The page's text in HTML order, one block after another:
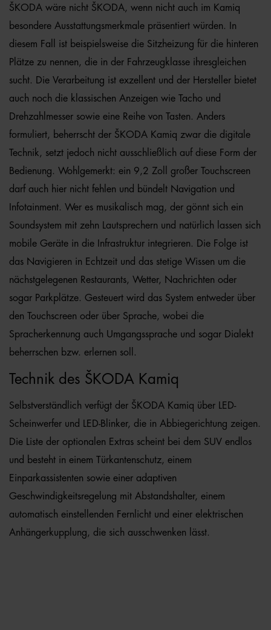
ŠKODA wäre nicht ŠKODA, wenn nicht auch im Kamiq
besondere Ausstattungsmerkmale präsentiert würden. In
diesem Fall ist beispielsweise die Sitzheizung für die hinteren
Plätze zu nennen, die in der Fahrzeugklasse ihresgleichen
sucht. Die Verarbeitung ist exzellent und der Hersteller bietet
auch noch die klassischen Anzeigen wie Tacho und
Drehzahlmesser sowie eine Reihe von Tasten. Anders
formuliert, beherrscht der ŠKODA Kamiq zwar die digitale
Technik, setzt jedoch nicht ausschließlich auf diese Form der
Bedienung. Wohlgemerkt: ein 9,2 Zoll großer Touchscreen
darf auch hier nicht fehlen und bündelt Navigation und
Infotainment. Wer es musikalisch mag, der gönnt sich ein
Soundsystem mit zehn Lautsprechern und natürlich lassen sich
mobile Geräte in die Infrastruktur integrieren. Die Folge ist
das Navigieren in Echtzeit und das stetige Wissen um die
nächstgelegenen Restaurants, Wetter, Nachrichten oder
sogar Parkplätze. Gesteuert wird das System entweder über
den Touchscreen oder über Sprache, wobei die
Spracherkennung auch Umgangssprache und sogar Dialekt
beherrschen bzw. erlernen soll.
Technik des ŠKODA Kamiq
Selbstverständlich verfügt der ŠKODA Kamiq über LED-
Scheinwerfer und LED-Blinker, die in Abbiegerichtung zeigen.
Die Liste der optionalen Extras scheint bei dem SUV endlos
und besteht in einem Türkantenschutz, einem
Einparkassistenten sowie einer adaptiven
Geschwindigkeitsregelung mit Abstandshalter, einem
automatisch einstellenden Fernlicht und einer elektrischen
Anhängerkupplung, die sich ausschwenken lässt.